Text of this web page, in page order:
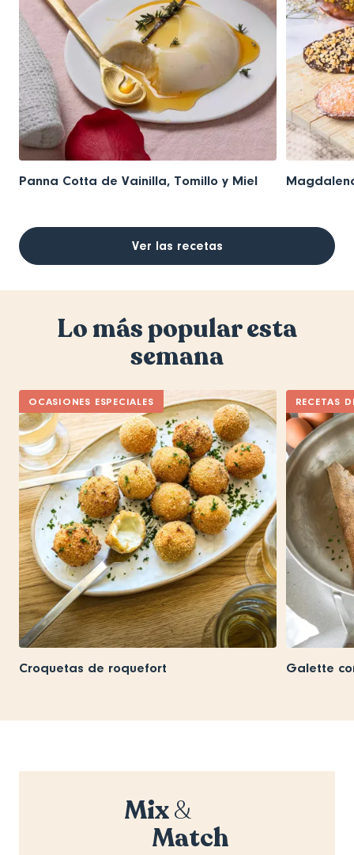
Panna Cotta de Vainilla, Tomillo y Miel
Ver las recetas
Lo más popular esta
semana
OCASIONES ESPECIALES
Croquetas de roquefort
RECETAS
Galette
Mix&
Match